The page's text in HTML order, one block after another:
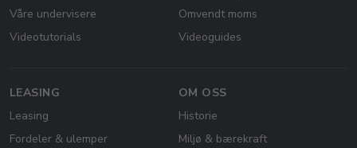
Våre undervisere
Videotutorials
Omvendt moms
Videoguides
LEASING
Leasing
Fordeler & ulemper
OM OSS
Historie
Miljø & bærekraft